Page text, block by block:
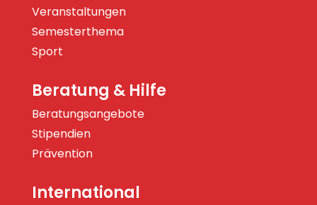
Veranstaltungen
Semesterthema
Sport
Beratung & Hilfe
Beratungsangebote
Stipendien
Prävention
International